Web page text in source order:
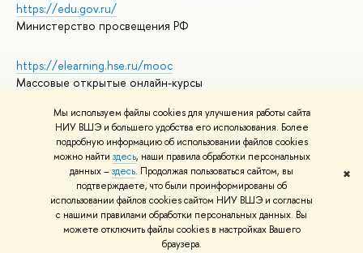
Мы используем файлы cookies для улучшения работы сайта
НИУ ВШЭ и большего удобства его использования. Более
подробную информацию об использовании файлов cookies
можно найти здесь, наши правила обработки персональных
данных –здесь. Продолжая пользоваться сайтом, вы
подтверждаете, что были проинформированы об
использовании файлов cookies сайтом НИУ ВШЭ и согласны
с нашими правилами обработки персональных данных. Вы
можете отключить файлы cookies в настройках Вашего
браузера.
✖
https://edu.gov.ru/
Министерство просвещения РФ
https://elearning.hse.ru/mooc
Массовые открытые онлайн-курсы
© НИУ ВШЭ 1993–2026
Адреса и контакты
Условия использования материалов
Политика конфиденциальности
Правила применения рекомендательных технологий в НИУ ВШЭ
Карта сайта